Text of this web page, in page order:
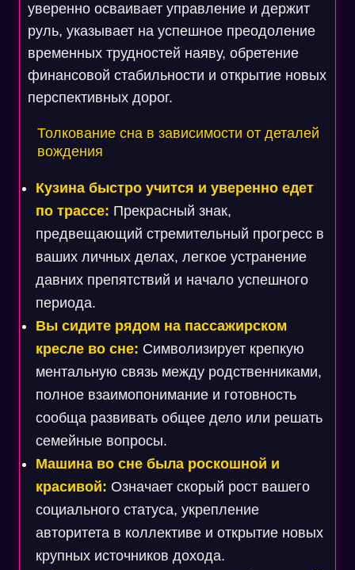
уверенно осваивает управление и держит
руль, указывает на успешное преодоление
временных трудностей наяву, обретение
финансовой стабильности и открытие новых
перспективных дорог.
Толкование сна в зависимости от деталей
вождения
Кузина быстро учится и уверенно едет
по трассе: Прекрасный знак,
предвещающий стремительный прогресс в
ваших личных делах, легкое устранение
давних препятствий и начало успешного
периода.
Вы сидите рядом на пассажирском
кресле во сне: Символизирует крепкую
ментальную связь между родственниками,
полное взаимопонимание и готовность
сообща развивать общее дело или решать
семейные вопросы.
Машина во сне была роскошной и
красивой: Означает скорый рост вашего
социального статуса, укрепление
авторитета в коллективе и открытие новых
крупных источников дохода.